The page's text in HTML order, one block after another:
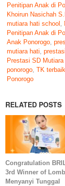
Penitipan Anak di
Khoirun Nasichah
mutiara hati school
Penitipan Anak di
Anak Ponorogo ,
mutiara hati ,
Prestasi SD Mutiara
ponorogo ,TK
Ponorogo
RELATED POSTS
Congratulation
3rd Winner of
Menyanyi Tunggal